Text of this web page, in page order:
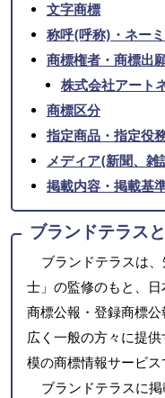
文字商標
称呼(呼称)・ネー
商標権者・商標出
株式会社アート
商標区分
指定商品・指定役
メディア(新聞、
掲載内容・掲載基
ブランドテラス
ブランドテラスは
士」の監修のもと、
商標公報・登録商標
広く一般の方々に提
模の商標情報サービス
ブランドテラスに